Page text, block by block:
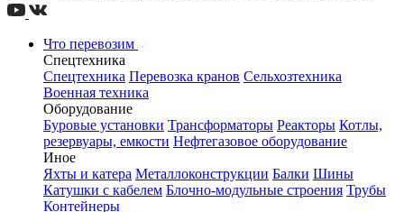
Что перевозим
Спецтехника
Спецтехника Перевозка кранов Сельхозтехника
Военная техника
Оборудование
Буровые установки Трансформаторы Реакторы Котлы,
резервуары, емкости Нефтегазовое оборудование
Иное
Яхты и катера Металлоконструкции Балки Шины
Катушки с кабелем Блочно-модульные строения Трубы
Контейнеры